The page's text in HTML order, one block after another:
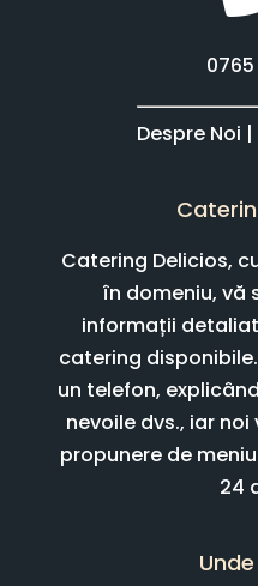
0765
Despre Noi |
Catering Delicios,
în domeniu, vă
informații
catering
un telefon,
nevoile dvs., iar
propunere de
24